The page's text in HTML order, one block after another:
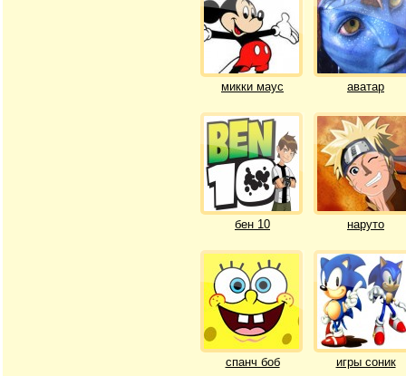
микки маус аватар
бен 10 наруто
спанч боб игры соник